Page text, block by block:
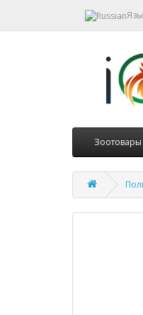
Зоотовары